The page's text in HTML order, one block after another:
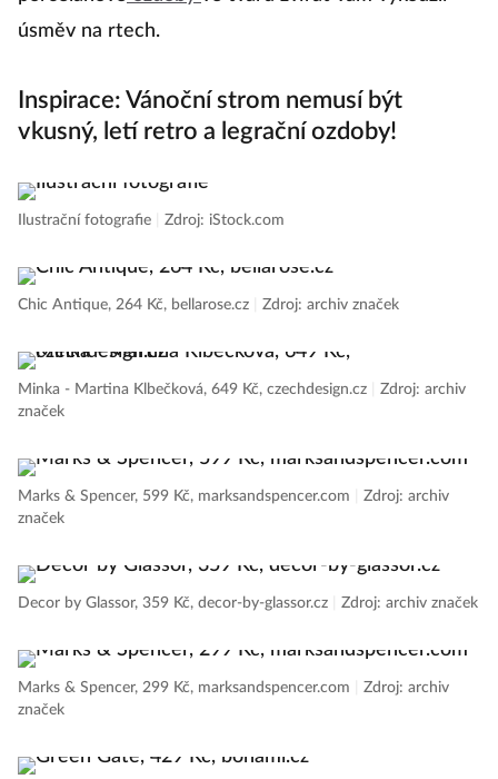
úsměv na rtech.
Inspirace: Vánoční strom nemusí být
vkusný, letí retro a legrační ozdoby!
Ilustrační fotografie Zdroj: iStock.com
Chic Antique, 264 Kč, bellarose.cz Zdroj: archiv značek
Minka - Martina Klbečková, 649 Kč, czechdesign.cz
Zdroj: archiv
značek
Marks & Spencer, 599 Kč, marksandspencer.com
Zdroj: archiv
značek
Decor by Glassor, 359 Kč, decor-by-glassor.cz Zdroj: archiv značek
Marks & Spencer, 299 Kč, marksandspencer.com
Zdroj: archiv
značek